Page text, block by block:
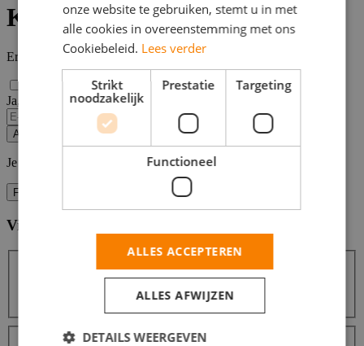
Klusser vacatures in Enschede
Er zijn Klusser vacatures in Enschede gevonden.
Ja, email mij de nieuwste vacatures van deze zoekopdracht!
If
you
are
a
ignore
this
field
Alert opslaan
Je kunt vacature-alerts op elk moment uitzetten.
Filters
Vind hier de baan die bij jou past
onze website te gebruiken, stemt u in met
alle cookies in overeenstemming met ons
Cookiebeleid. Lees verder
Strikt
noodzakelijk
Prestatie Targeting
Functioneel
ALLES ACCEPTEREN
ALLES AFWIJZEN
DETAILS WEERGEVEN